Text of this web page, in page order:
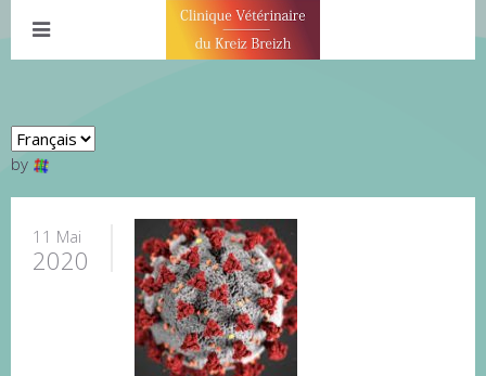
by
11 Mai
2020